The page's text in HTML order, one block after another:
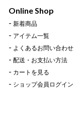
Online Shop
新着商品
アイテム一覧
よくあるお問い合わせ
配送・お支払い方法
カートを見る
ショップ会員ログイン